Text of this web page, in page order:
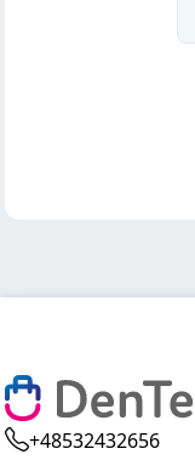
+48532432656